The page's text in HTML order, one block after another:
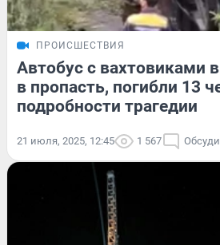
ПРОИСШЕСТВИЯ
Автобус с вахтовиками
в пропасть, погибли 13
подробности трагедии
21 июля, 2025, 12:45 1 567